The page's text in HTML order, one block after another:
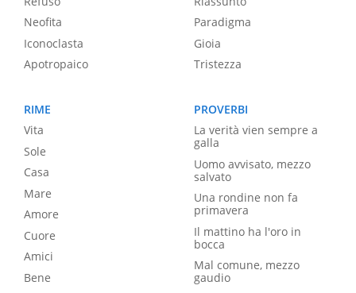
Neofita
Iconoclasta
Apotropaico
Paradigma
Gioia
Tristezza
RIME
Vita
Sole
Casa
Mare
Amore
Cuore
Amici
Bene
PROVERBI
La verità vien sempre a
galla
Uomo avvisato, mezzo
salvato
Una rondine non fa
primavera
Il mattino ha l'oro in
bocca
Mal comune, mezzo
gaudio